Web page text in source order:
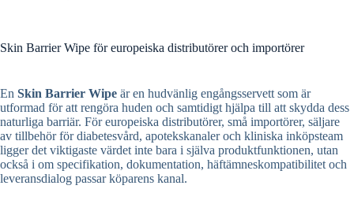
Skin Barrier Wipe för europeiska distributörer och importörer
En Skin Barrier Wipe är en hudvänlig engångsservett som är
utformad för att rengöra huden och samtidigt hjälpa till att skydda dess
naturliga barriär. För europeiska distributörer, små importörer, säljare
av tillbehör för diabetesvård, apotekskanaler och kliniska inköpsteam
ligger det viktigaste värdet inte bara i själva produktfunktionen, utan
också i om specifikation, dokumentation, häftämneskompatibilitet och
leveransdialog passar köparens kanal.